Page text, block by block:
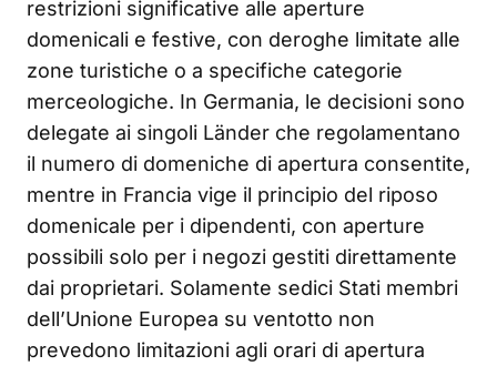
restrizioni significative alle aperture
domenicali e festive, con deroghe limitate alle
zone turistiche o a specifiche categorie
merceologiche. In Germania, le decisioni sono
delegate ai singoli Länder che regolamentano
il numero di domeniche di apertura consentite,
mentre in Francia vige il principio del riposo
domenicale per i dipendenti, con aperture
possibili solo per i negozi gestiti direttamente
dai proprietari. Solamente sedici Stati membri
dell’Unione Europea su ventotto non
prevedono limitazioni agli orari di apertura